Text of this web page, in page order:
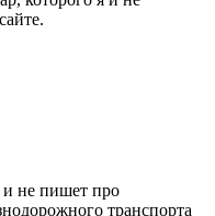
не пишет про
транспорта